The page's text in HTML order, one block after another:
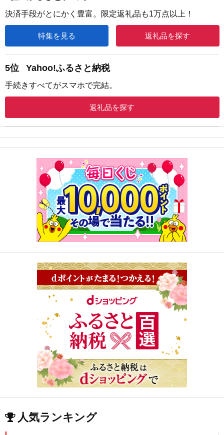
決済手段がとにかく豊富。限定返礼品も1万点以上！
特集を見る 返礼品を探す
5位 Yahoo!ふるさと納税
手続きすべてがスマホで完結。
返礼品を探す
人気ランキング